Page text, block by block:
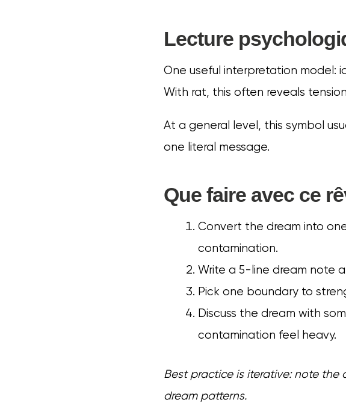
Lecture
One useful interpretation model:
With rat, this often reveals
At a general level, this symbol
one literal message.
Que faire avec ce
Convert the dream into
contamination.
Write a 5-line dream note
Pick one boundary to
Discuss the dream with
contamination feel heavy.
Best practice is iterative: note
dream patterns.